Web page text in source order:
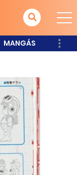
MANGÁS